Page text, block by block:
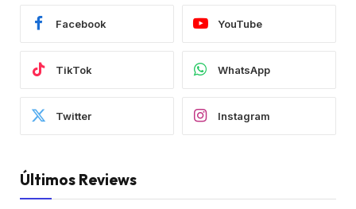
Facebook YouTube
TikTok WhatsApp
Twitter Instagram
Últimos Reviews